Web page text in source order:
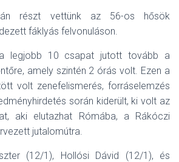
részt vettünk az 56-os hősök
fáklyás felvonuláson.
legjobb 10 csapat jutott tovább a
amely szintén 2 órás volt. Ezen a
volt zenefelismerés, forráselemzés
során kiderült, ki volt az
aki elutazhat Rómába, a Rákóczi
jutalomútra.
(12/1), Hollósi Dávid (12/1), és